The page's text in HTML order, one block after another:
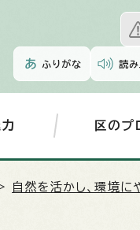
ふりがな 読
区のプ
自然を活かし、環境に